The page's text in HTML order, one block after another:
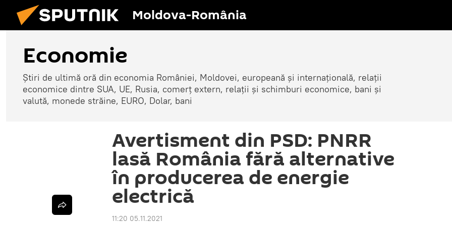
Moldova-România
Economie
Știri de ultimă oră din economia României, Moldovei, europeană și internațională, relații
economice dintre SUA, UE, Rusia, comerț extern, relații și schimburi economice, bani și
valută, monede străine, EURO, Dolar, bani
Avertisment din PSD: PNRR
lasă România fără alternative
în producerea de energie
electrică
11:20 05.11.2021